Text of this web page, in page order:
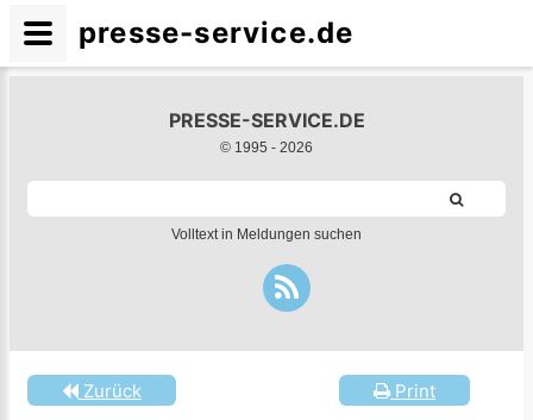
PRESSE-SERVICE.DE
© 1995 - 2026
Volltext in Meldungen suchen
Print
Zurück
presse-service.de